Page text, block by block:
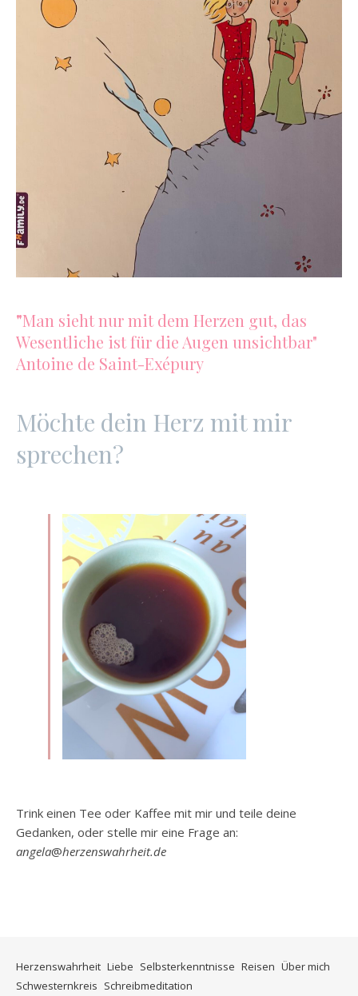
"Man sieht nur mit dem Herzen gut, das
Wesentliche ist für die Augen unsichtbar"
Antoine de Saint-Exépury
Möchte dein Herz mit mir
sprechen?
Trink einen Tee oder Kaffee mit mir und teile deine
Gedanken, oder stelle mir eine Frage an:
angela@herzenswahrheit.de
Herzenswahrheit Liebe Selbsterkenntnisse Reisen Über mich
Schwesternkreis Schreibmeditation